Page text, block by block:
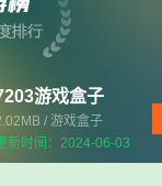
游戏盒子
/ 游戏盒子
新时间：2024-06-03